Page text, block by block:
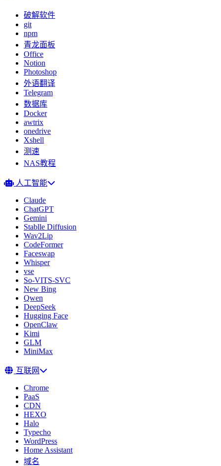
破解软件
git
npm
青龙面板
Office
Notion
Photoshop
外语翻译
Telegram
数据库
Docker
awtrix
onedrive
Xshell
测速
NAS教程
人工智能
Claude
ChatGPT
Gemini
Stablle Diffusion
Wav2Lip
CodeFormer
Faceswap
Whisper
vse
So-VITS-SVC
New Bing
Qwen
DeepSeek
Hugging Face
OpenClaw
Kimi
GLM
MiniMax
互联网
Chrome
PaaS
CDN
HEXO
Halo
Typecho
WordPress
Home Assistant
域名